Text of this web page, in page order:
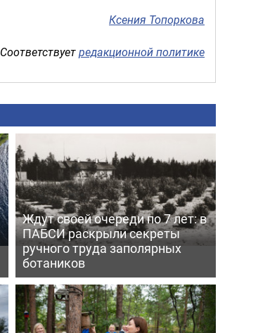
Ксения Топоркова
Соответствуетредакционной политике
Ждут своей очереди по 7 лет: в
ПАБСИ раскрыли секреты
ручного труда заполярных
ботаников